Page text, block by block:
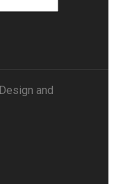
Design and